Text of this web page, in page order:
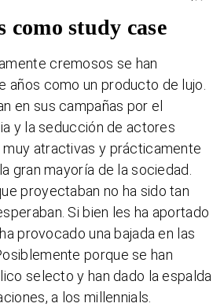
como study case
cremosos se han
años como un producto de lujo.
en sus campañas por el
y la seducción de actores
atractivas y prácticamente
gran mayoría de la sociedad.
proyectaban no ha sido tan
Si bien les ha aportado
provocado una bajada en las
porque se han
selecto y han dado la espalda
a los millennials.